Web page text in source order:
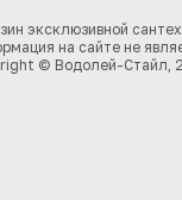
эксклюзивной
на сайте не
© Водолей-Стайл,